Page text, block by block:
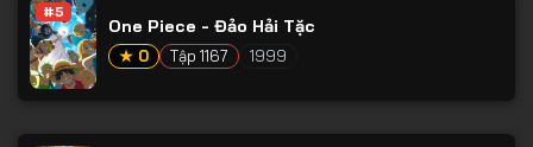
#5
One Piece - Đảo Hải Tặc
★ 0 Tập 1167 1999